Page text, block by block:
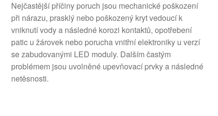
Nejčastější příčiny poruch jsou mechanické poškození
při nárazu, prasklý nebo poškozený kryt vedoucí k
vniknutí vody a následné korozi kontaktů, opotřebení
patic u žárovek nebo porucha vnitřní elektroniky u verzí
se zabudovanými LED moduly. Dalším častým
problémem jsou uvolněné upevňovací prvky a následné
netěsnosti.